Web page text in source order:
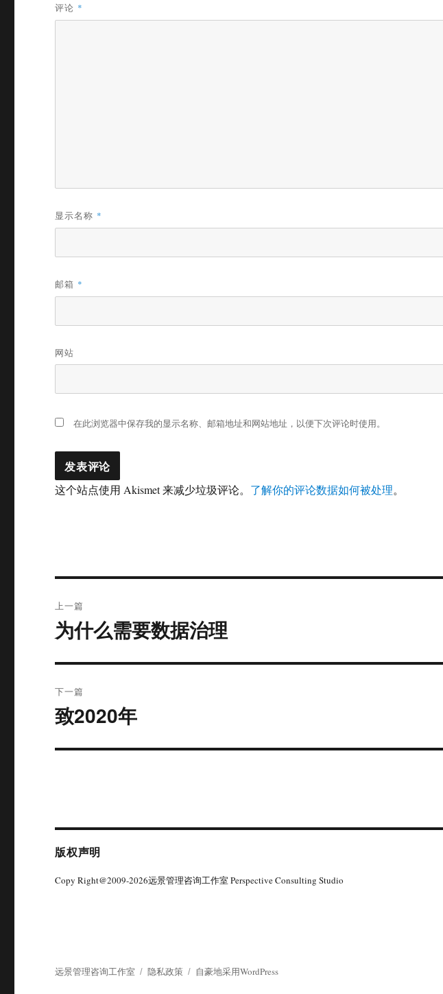
评论 *
显示名称 *
邮箱 *
网站
在此浏览器中保存我的显示名称、邮箱地址和网站地址，以便下次评论时使用。
这个站点使用 Akismet 来减少垃圾评论。 了解你的评论数据如何被处理。
章
上一篇
上
篇
文
为什么需要数据治理
下一篇
下
篇
文
致2020年
版权声明
Copy Right@2009-2026远景管理咨询工作室 Perspective Consulting Studio
远景管理咨询工作室 隐私政策 自豪地采用WordPress